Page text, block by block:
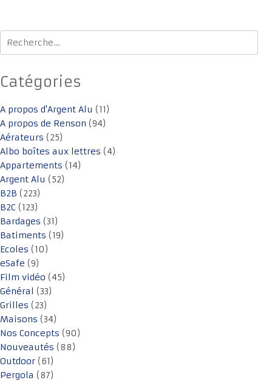
Rechercher :
Catégories
A propos d'Argent Alu (11)
A propos de Renson (94)
Aérateurs (25)
Albo boîtes aux lettres (4)
Appartements (14)
Argent Alu (52)
B2B (223)
B2C (123)
Bardages (31)
Batiments (19)
Ecoles (10)
eSafe (9)
Film vidéo (45)
Général (33)
Grilles (23)
Maisons (34)
Nos Concepts (90)
Nouveautés (88)
Outdoor (61)
Pergola (87)